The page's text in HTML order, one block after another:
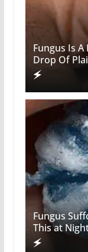
Fungus Is
Drop Of
Fungus
This at